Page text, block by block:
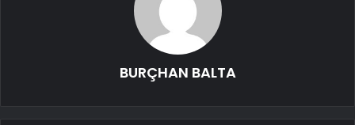
BURÇHAN BALTA